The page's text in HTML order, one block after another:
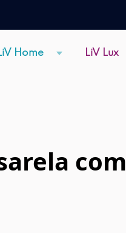
Home LiV Lux
com